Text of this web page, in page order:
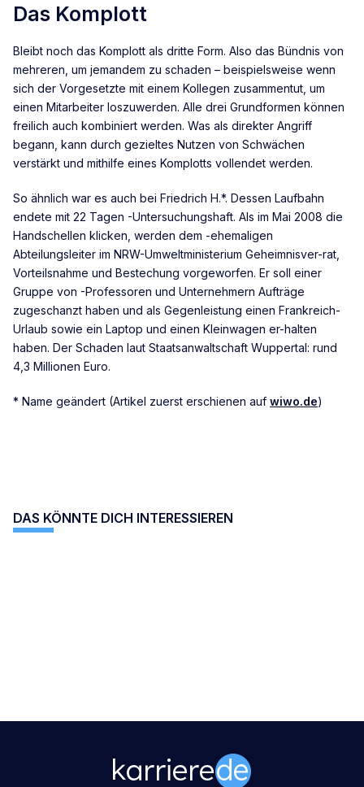
Das Komplott
Bleibt noch das Komplott als dritte Form. Also das Bündnis von
mehreren, um jemandem zu schaden – beispielsweise wenn
sich der Vorgesetzte mit einem Kollegen zusammentut, um
einen Mitarbeiter loszuwerden. Alle drei Grundformen können
freilich auch kombiniert werden. Was als direkter Angriff
begann, kann durch gezieltes Nutzen von Schwächen
verstärkt und mithilfe eines Komplotts vollendet werden.
So ähnlich war es auch bei Friedrich H.*. Dessen Laufbahn
endete mit 22 Tagen -Untersuchungshaft. Als im Mai 2008 die
Handschellen klicken, werden dem -ehemaligen
Abteilungsleiter im NRW-Umweltministerium Geheimnisver-rat,
Vorteilsnahme und Bestechung vorgeworfen. Er soll einer
Gruppe von -Professoren und Unternehmern Aufträge
zugeschanzt haben und als Gegenleistung einen Frankreich-
Urlaub sowie ein Laptop und einen Kleinwagen er-halten
haben. Der Schaden laut Staatsanwaltschaft Wuppertal: rund
4,3 Millionen Euro.
* Name geändert (Artikel zuerst erschienen auf wiwo.de)
DAS KÖNNTE DICH INTERESSIEREN